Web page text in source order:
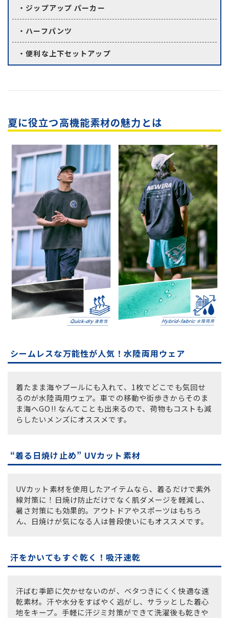
・ジップアップ パーカー
・ハーフパンツ
・便利な上下セットアップ
夏に役立つ高機能素材の魅力とは
シームレスな万能性が人気！水陸両用ウェア
着たまま海やプールにも入れて、1枚でどこでも気回せ
るのが水陸両用ウェア。車での移動や街歩きからそのま
ま海へGO!! なんてことも出来るので、荷物もコストも減
らしたいメンズにオススメです。
“着る日焼け止め” UVカット素材
UVカット素材を使用したアイテムなら、着るだけで紫外
線対策に！日焼け防止だけでなく肌ダメージを軽減し、
暑さ対策にも効果的。アウトドアやスポーツはもちろ
ん、日焼けが気になる人は普段使いにもオススメです。
汗をかいてもすぐ乾く！吸汗速乾
汗ばむ季節に欠かせないのが、ベタつきにくく快適な速
乾素材。汗や水分をすばやく逃がし、サラッとした着心
地をキープ。手軽に汗ジミ対策ができて洗濯後も乾きや